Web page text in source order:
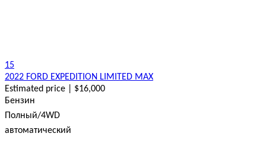
15
2022 FORD EXPEDITION LIMITED MAX
Estimated price | $16,000
Бензин
Полный/4WD
автоматический